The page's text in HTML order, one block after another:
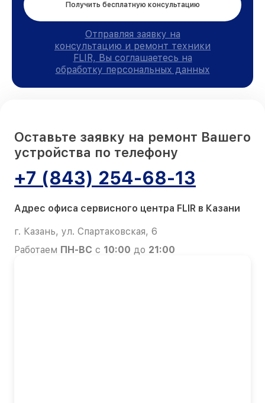
Получить бесплатную консультацию
Отправляя заявку на
консультацию и ремонт техники
FLIR, Вы соглашаетесь на
обработку персональных данных
Оставьте заявку на ремонт Вашего
устройства по телефону
+7 (843) 254-68-13
Адрес офиса сервисного центра FLIR в Казани
г. Казань, ул. Спартаковская, 6
Работаем ПН-ВС с 10:00 до 21:00